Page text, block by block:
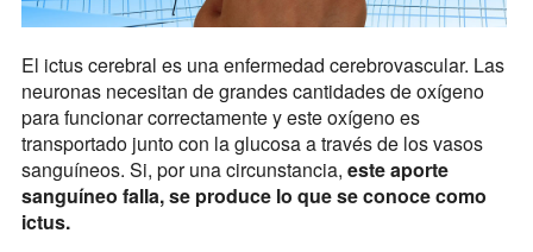
El ictus cerebral es una enfermedad cerebrovascular. Las
neuronas necesitan de grandes cantidades de oxígeno
para funcionar correctamente y este oxígeno es
transportado junto con la glucosa a través de los vasos
sanguíneos. Si, por una circunstancia, este aporte
sanguíneo falla, se produce lo que se conoce como
ictus.